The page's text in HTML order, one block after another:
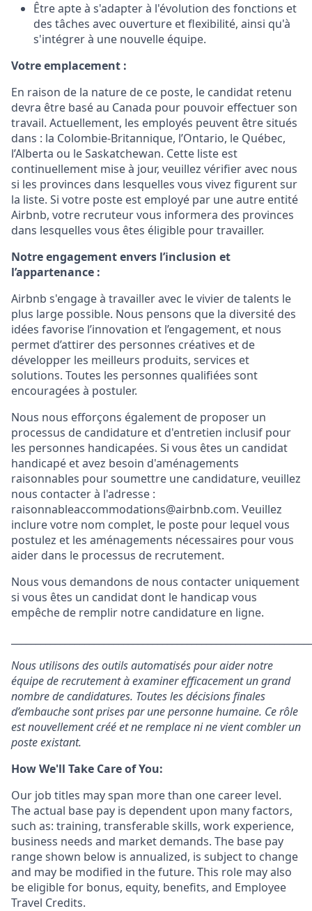
Être apte à s'adapter à l'évolution des fonctions et
des tâches avec ouverture et flexibilité, ainsi qu'à
s'intégrer à une nouvelle équipe.
Votre emplacement :
En raison de la nature de ce poste, le candidat retenu
devra être basé au Canada pour pouvoir effectuer son
travail. Actuellement, les employés peuvent être situés
dans : la Colombie-Britannique, l’Ontario, le Québec,
l’Alberta ou le Saskatchewan. Cette liste est
continuellement mise à jour, veuillez vérifier avec nous
si les provinces dans lesquelles vous vivez figurent sur
la liste. Si votre poste est employé par une autre entité
Airbnb, votre recruteur vous informera des provinces
dans lesquelles vous êtes éligible pour travailler.
Notre engagement envers l’inclusion et
l’appartenance :
Airbnb s'engage à travailler avec le vivier de talents le
plus large possible. Nous pensons que la diversité des
idées favorise l’innovation et l’engagement, et nous
permet d’attirer des personnes créatives et de
développer les meilleurs produits, services et
solutions. Toutes les personnes qualifiées sont
encouragées à postuler.
Nous nous efforçons également de proposer un
processus de candidature et d'entretien inclusif pour
les personnes handicapées. Si vous êtes un candidat
handicapé et avez besoin d'aménagements
raisonnables pour soumettre une candidature, veuillez
nous contacter à l'adresse :
raisonnableaccommodations@airbnb.com. Veuillez
inclure votre nom complet, le poste pour lequel vous
postulez et les aménagements nécessaires pour vous
aider dans le processus de recrutement.
Nous vous demandons de nous contacter uniquement
si vous êtes un candidat dont le handicap vous
empêche de remplir notre candidature en ligne.
Nous utilisons des outils automatisés pour aider notre
équipe de recrutement à examiner efficacement un grand
nombre de candidatures. Toutes les décisions finales
d’embauche sont prises par une personne humaine. Ce rôle
est nouvellement créé et ne remplace ni ne vient combler un
poste existant.
How We'll Take Care of You:
Our job titles may span more than one career level.
The actual base pay is dependent upon many factors,
such as: training, transferable skills, work experience,
business needs and market demands. The base pay
range shown below is annualized, is subject to change
and may be modified in the future. This role may also
be eligible for bonus, equity, benefits, and Employee
Travel Credits.